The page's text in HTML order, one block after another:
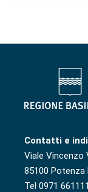
Contatti e
Viale Vincenzo
85100 Potenza
Tel 0971 661111